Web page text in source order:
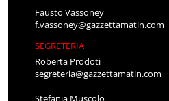
Fausto Vassoney
f.vassoney@gazzettamatin.com
SEGRETERIA
Roberta Prodoti
segreteria@gazzettamatin.com
Stefania Muscolo